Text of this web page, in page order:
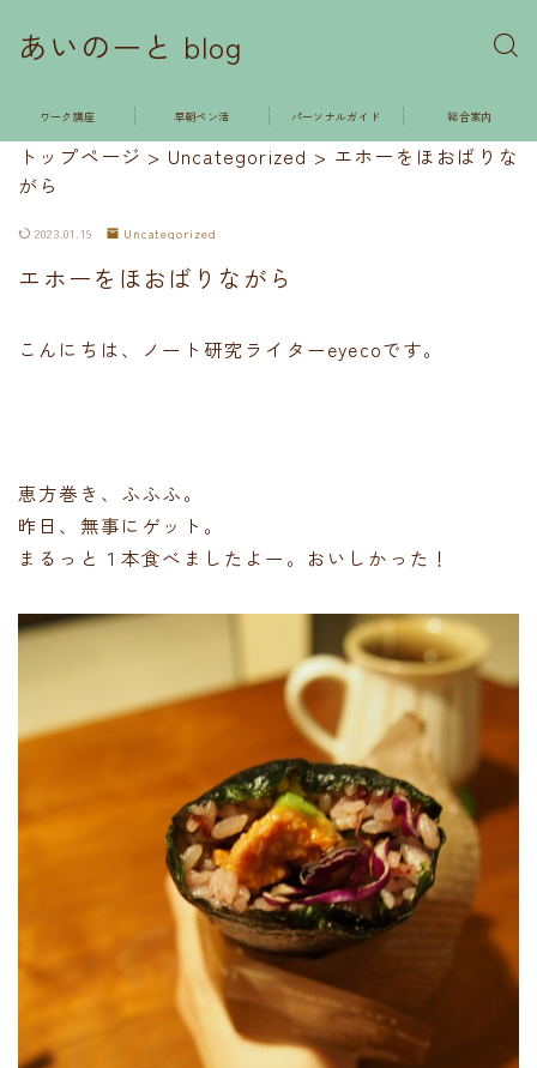
あいのーと blog
ワーク講座 早朝ペン活 パーソナルガイド 総合案内
トップページ > Uncategorized > エホーをほおばりな
がら
2023.01.19 Uncategorized
エホーをほおばりながら
こんにちは、ノート研究ライターeyecoです。
恵方巻き、ふふふ。
昨日、無事にゲット。
まるっと１本食べましたよー。おいしかった！